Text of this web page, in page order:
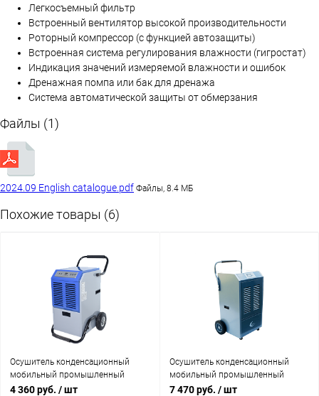
Легкосъемный фильтр
Встроенный вентилятор высокой производительности
Роторный компрессор (с функцией автозащиты)
Встроенная система регулирования влажности (гигростат)
Индикация значений измеряемой влажности и ошибок
Дренажная помпа или бак для дренажа
Система автоматической защиты от обмерзания
Файлы (1)
2024.09 English catalogue.pdf Файлы, 8.4 МБ
Похожие товары (6)
Осушитель конденсационный
мобильный промышленный
SABIEL DB50
4 360 руб. / шт
Осушитель конденсационный
мобильный промышленный
SABIEL DB130B с баком
7 470 руб. / шт